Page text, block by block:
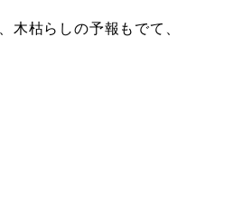
木枯らしの予報もでて、